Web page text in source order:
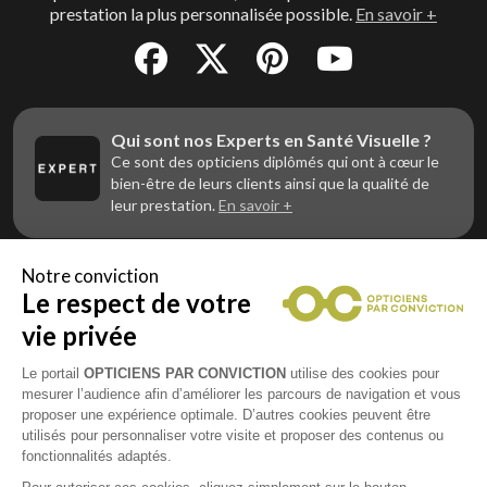
prestation la plus personnalisée possible. En savoir +
Qui sont nos Experts en Santé Visuelle ?
Ce sont des opticiens diplômés qui ont à cœur le
bien-être de leurs clients ainsi que la qualité de
leur prestation.En savoir +
Vous êtes un professionnel de la vue et
vous souhaitez nous rejoindre ?
Contactez Alliance Optic, la centrale d’achats et
d’accompagnement des opticiens indépendants
Notre conviction
Le respect de votre
vie privée
Le portail OPTICIENS PAR CONVICTION utilise des cookies pour
mesurer l’audience afin d’améliorer les parcours de navigation et vous
proposer une expérience optimale. D’autres cookies peuvent être
utilisés pour personnaliser votre visite et proposer des contenus ou
fonctionnalités adaptés.